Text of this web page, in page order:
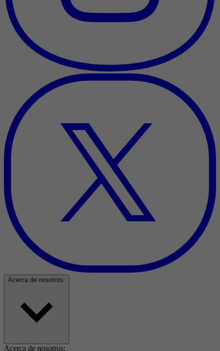
Acerca de nosotros:
Acerca de nosotros: